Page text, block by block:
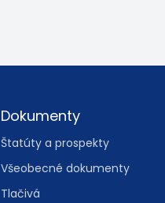
Dokumenty
Štatúty a prospekty
Všeobecné dokumenty
Tlačivá